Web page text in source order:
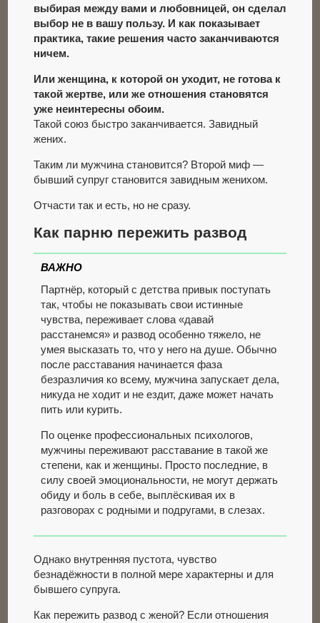
выбирая между вами и любовницей, он сделал
выбор не в вашу пользу. И как показывает
практика, такие решения часто заканчиваются
ничем.
Или женщина, к которой он уходит, не готова к
такой жертве, или же отношения становятся
уже неинтересны обоим.
Такой союз быстро заканчивается. Завидный
жених.
Таким ли мужчина становится? Второй миф —
бывший супруг становится завидным женихом.
Отчасти так и есть, но не сразу.
Как парню пережить развод
ВАЖНО
Партнёр, который с детства привык поступать
так, чтобы не показывать свои истинные
чувства, переживает слова «давай
расстанемся» и развод особенно тяжело, не
умея высказать то, что у него на душе. Обычно
после расставания начинается фаза
безразличия ко всему, мужчина запускает дела,
никуда не ходит и не ездит, даже может начать
пить или курить.
По оценке профессиональных психологов,
мужчины переживают расставание в такой же
степени, как и женщины. Просто последние, в
силу своей эмоциональности, не могут держать
обиду и боль в себе, выплёскивая их в
разговорах с родными и подругами, в слезах.
Однако внутренняя пустота, чувство
безнадёжности в полной мере характерны и для
бывшего супруга.
Как пережить развод с женой? Если отношения